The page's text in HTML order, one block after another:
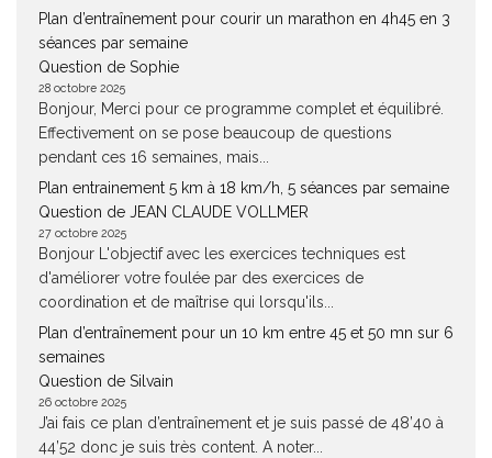
Plan d’entraînement pour courir un marathon en 4h45 en 3
séances par semaine
Question de Sophie
28 octobre 2025
Bonjour, Merci pour ce programme complet et équilibré.
Effectivement on se pose beaucoup de questions
pendant ces 16 semaines, mais...
Plan entrainement 5 km à 18 km/h, 5 séances par semaine
Question de JEAN CLAUDE VOLLMER
27 octobre 2025
Bonjour L'objectif avec les exercices techniques est
d'améliorer votre foulée par des exercices de
coordination et de maîtrise qui lorsqu'ils...
Plan d’entraînement pour un 10 km entre 45 et 50 mn sur 6
semaines
Question de Silvain
26 octobre 2025
J’ai fais ce plan d’entraînement et je suis passé de 48’40 à
44’52 donc je suis très content. A noter...